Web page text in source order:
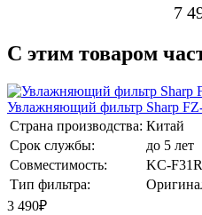
7
C этим товаром
Увлажняющий фильтр Sharp
Страна производства: Китай
Срок службы:
до 5 лет
Совместимость:
KC-
Тип фильтра:
3 490₽